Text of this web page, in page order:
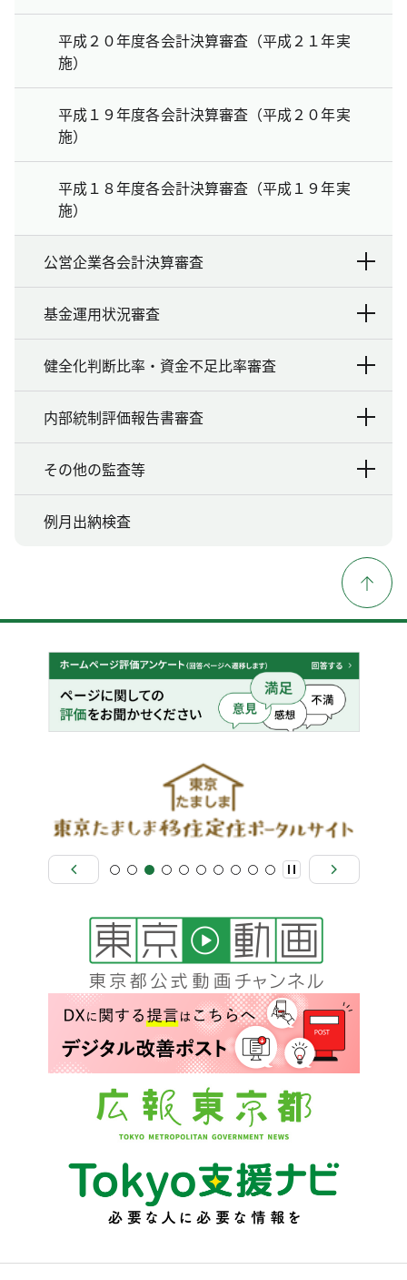
平成２０年度各会計決算審査（平成２１年実
施）
平成１９年度各会計決算審査（平成２０年実
施）
平成１８年度各会計決算審査（平成１９年実
施）
公営企業各会計決算審査
基金運用状況審査
健全化判断比率・資金不足比率審査
内部統制評価報告書審査
その他の監査等
例月出納検査